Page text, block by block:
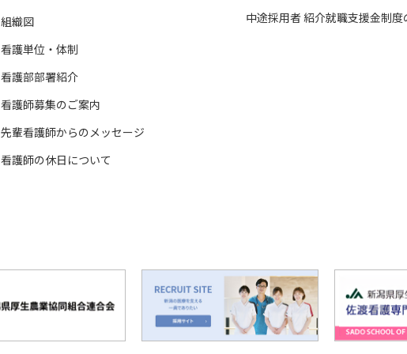
組織図
看護単位・体制
看護部部署紹介
看護師募集のご案内
先輩看護師からのメッセージ
看護師の休日について
中途採用者 紹介就職支援金制度